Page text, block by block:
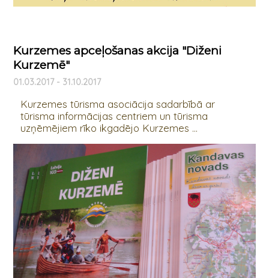
Kurzemes apceļošanas akcija "Diženi
Kurzemē"
01.03.2017 - 31.10.2017
Kurzemes tūrisma asociācija sadarbībā ar
tūrisma informācijas centriem un tūrisma
uzņēmējiem rīko ikgadējo Kurzemes ...